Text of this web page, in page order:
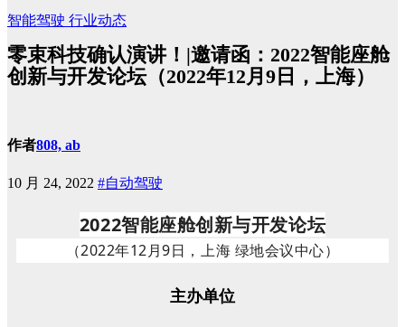
智能驾驶 行业动态
零束科技确认演讲！|邀请函：2022智能座舱
创新与开发论坛（2022年12月9日，上海）
作者808, ab
10 月 24, 2022 #自动驾驶
2022智能座舱创新与开发论坛
（2022年12月9日，上海 绿地会议中心）
主办单位